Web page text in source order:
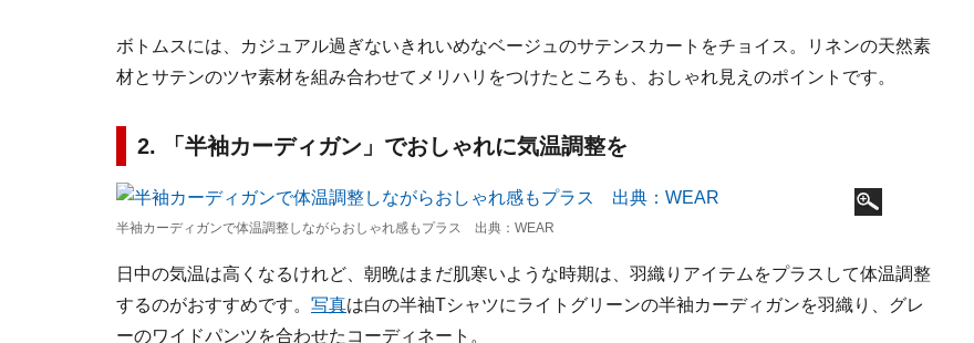
ボトムスには、カジュアル過ぎないきれいめなベージュのサテンスカートをチョイス。リネンの天然素
材とサテンのツヤ素材を組み合わせてメリハリをつけたところも、おしゃれ見えのポイントです。
2. 「半袖カーディガン」でおしゃれに気温調整を
半袖カーディガンで体温調整しながらおしゃれ感もプラス 出典：WEAR
日中の気温は高くなるけれど、朝晩はまだ肌寒いような時期は、羽織りアイテムをプラスして体温調整
するのがおすすめです。 写真は白の半袖Tシャツにライトグリーンの半袖カーディガンを羽織り、グレ
ーのワイドパンツを合わせたコーディネート。